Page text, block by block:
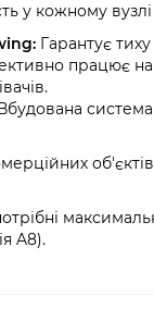
у кожному
Гарантує
працює на
A8).